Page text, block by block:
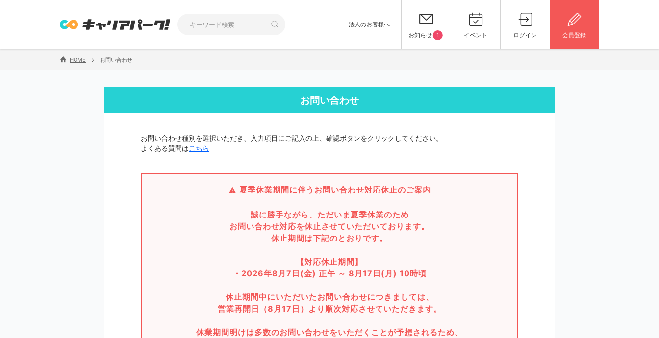
法人のお客様へ
お知らせ 1 イベント ログイン 会員登録
HOME › お問い合わせ
お問い合わせ
お問い合わせ種別を選択いただき、入力項目にご記入の上、確認ボタンをクリックしてください。
よくある質問はこちら
夏季休業期間に伴うお問い合わせ対応休止のご案内
誠に勝手ながら、ただいま夏季休業のため
お問い合わせ対応を休止させていただいております。
休止期間は下記のとおりです。
【対応休止期間】
・2026年8月7日(金) 正午 ～ 8月17日(月) 10時頃
休止期間中にいただいたお問い合わせにつきましては、
営業再開日（8月17日）より順次対応させていただきます。
休業期間明けは多数のお問い合わせをいただくことが予想されるため、